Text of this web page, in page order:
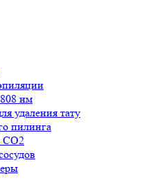
нм
удаления тату
пилинга
CO2